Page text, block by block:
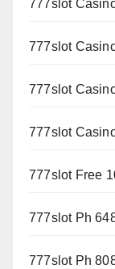
777slot
777slot
777slot
777slot
777slot Free
777slot Ph
777slot Ph